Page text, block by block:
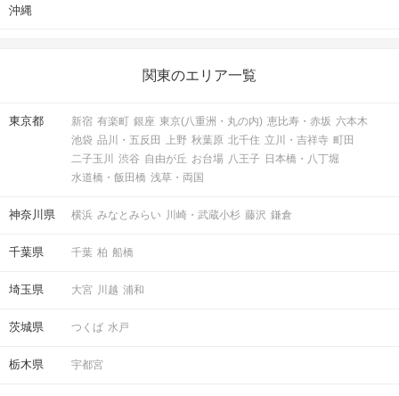
沖縄
関東のエリア一覧
東京都 新宿 有楽町 銀座 東京(八重洲・丸の内) 恵比寿・赤坂 六本木
池袋 品川・五反田 上野 秋葉原 北千住 立川・吉祥寺 町田
二子玉川
渋谷 自由が丘 お台場 八王子 日本橋・八丁堀
水道橋・飯田橋 浅草・両国
神奈川県 横浜 みなとみらい 川崎・武蔵小杉 藤沢 鎌倉
千葉県 千葉 柏 船橋
埼玉県 大宮 川越 浦和
茨城県 つくば 水戸
栃木県 宇都宮